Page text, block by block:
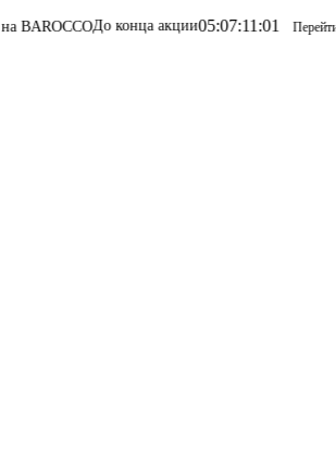
До конца акции05:07:11:01 Перейти в каталог